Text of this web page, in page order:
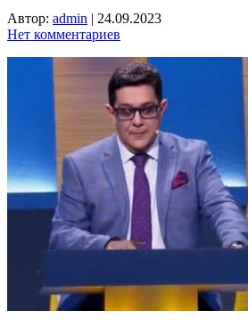
Автор: admin | 24.09.2023
Нет комментариев